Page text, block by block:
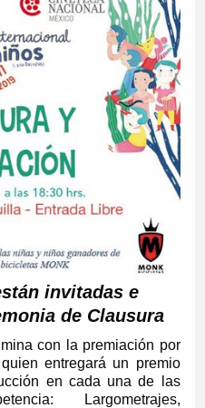
invitadas e
de Clausura
con la premiación por
entregará un premio
en cada una de las
Largometrajes,